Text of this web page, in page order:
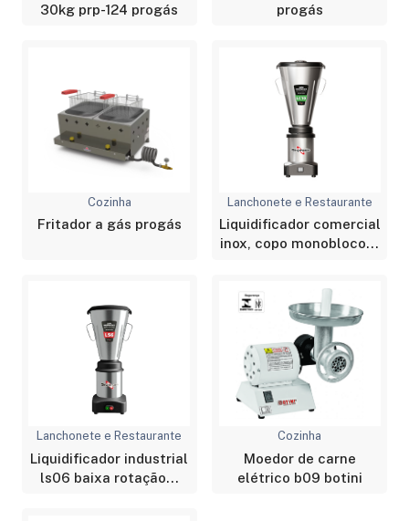
30kg prp-124 progás
progás
Cozinha
Fritador a gás progás
Lanchonete e Restaurante
Liquidificador comercial
inox, copo monobloco...
Lanchonete e Restaurante
Liquidificador industrial
ls06 baixa rotação...
Cozinha
Moedor de carne
elétrico b09 botini